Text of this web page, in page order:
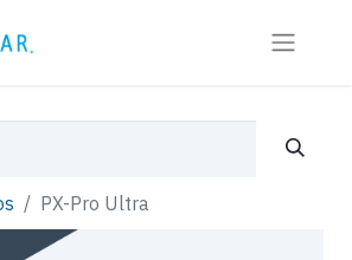
PX-Pro Ultra